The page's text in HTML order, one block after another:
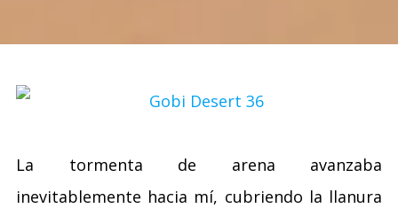
La tormenta de arena avanzaba
inevitablemente hacia mí, cubriendo la llanura